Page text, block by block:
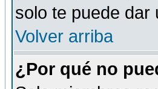
solo te puede dar
Volver arriba
¿Por qué no